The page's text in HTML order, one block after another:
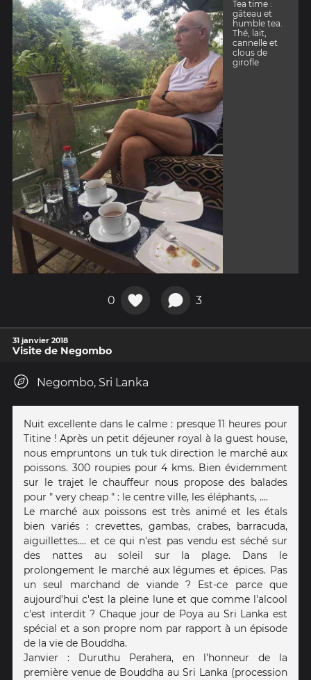
Tea time :
gâteau et
humble tea.
Thé, lait,
cannelle et
clous de
girofle
0 3
31 janvier 2018
Visite de Negombo
Negombo, Sri Lanka
Nuit excellente dans le calme : presque 11 heures pour
Titine ! Après un petit déjeuner royal à la guest house,
nous empruntons un tuk tuk direction le marché aux
poissons. 300 roupies pour 4 kms. Bien évidemment
sur le trajet le chauffeur nous propose des balades
pour " very cheap " : le centre ville, les éléphants, ....
Le marché aux poissons est très animé et les étals
bien variés : crevettes, gambas, crabes, barracuda,
aiguillettes.... et ce qui n'est pas vendu est séché sur
des nattes au soleil sur la plage. Dans le
prolongement le marché aux légumes et épices. Pas
un seul marchand de viande ? Est-ce parce que
aujourd'hui c'est la pleine lune et que comme l'alcool
c'est interdit ? Chaque jour de Poya au Sri Lanka est
spécial et a son propre nom par rapport à un épisode
de la vie de Bouddha.
Janvier : Duruthu Perahera, en l’honneur de la
première venue de Bouddha au Sri Lanka (procession